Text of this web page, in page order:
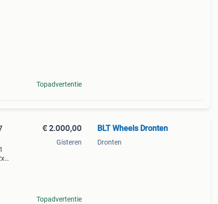
Topadvertentie
€ 2.000,00
Gisteren
Topadvertentie
BLT Wheels Dronten
Dronten